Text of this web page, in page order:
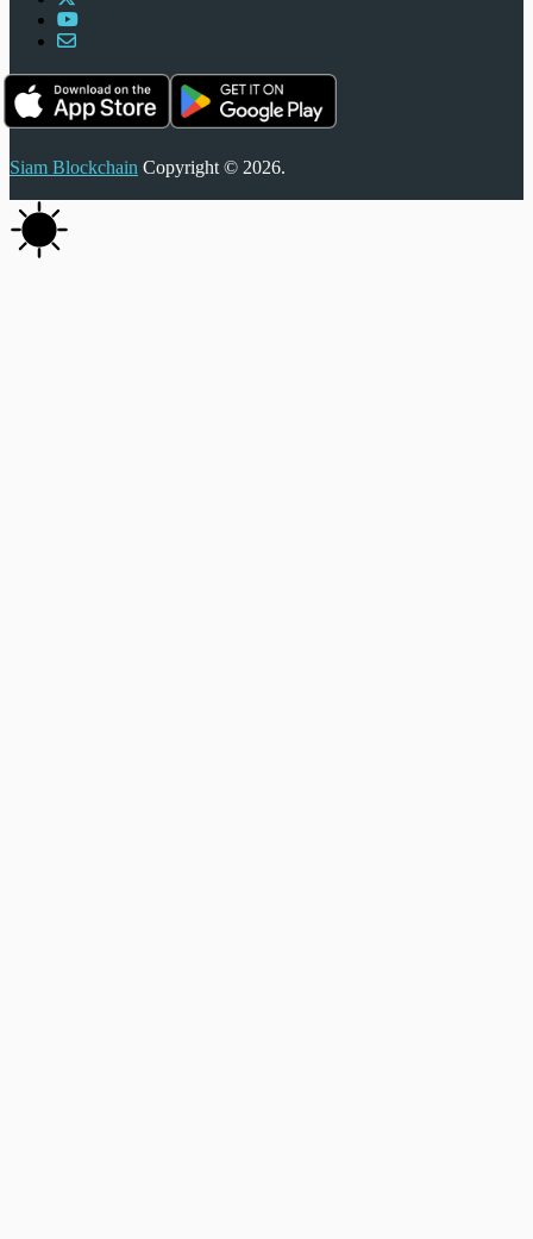
Siam Blockchain Copyright © 2026.